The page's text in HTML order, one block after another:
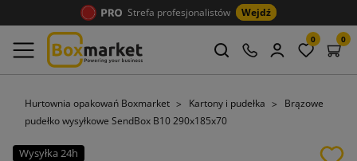
Strefa profesjonalistów Wejdź
0 0
Hurtownia opakowań Boxmarket Kartony i pudełka
Brązowe
pudełko wysyłkowe SendBox B10 290x185x70
Wysyłka 24h